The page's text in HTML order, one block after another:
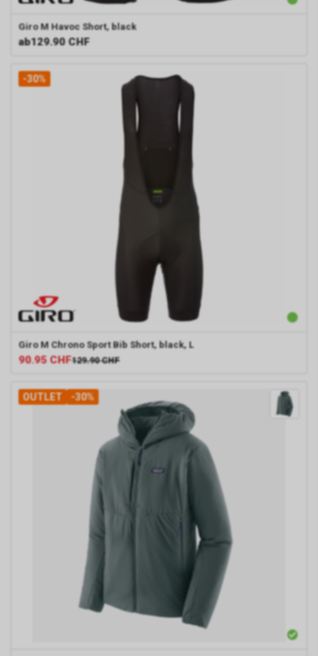
Giro M Havoc Short, black
ab129.90 CHF
-30%
Giro M Chrono Sport Bib Short, black, L
90.95 CHF129.90 CHF
OUTLET -30%